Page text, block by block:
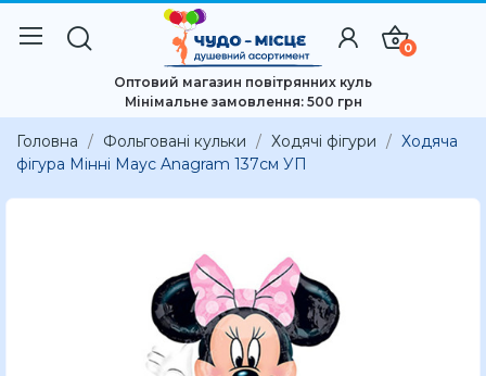
0
Оптовий магазин повітрянних куль
Мінімальне замовлення: 500 грн
Головна Фольговані кульки Ходячі фігури
Ходяча
фігура Мінні Маус Anagram 137см УП